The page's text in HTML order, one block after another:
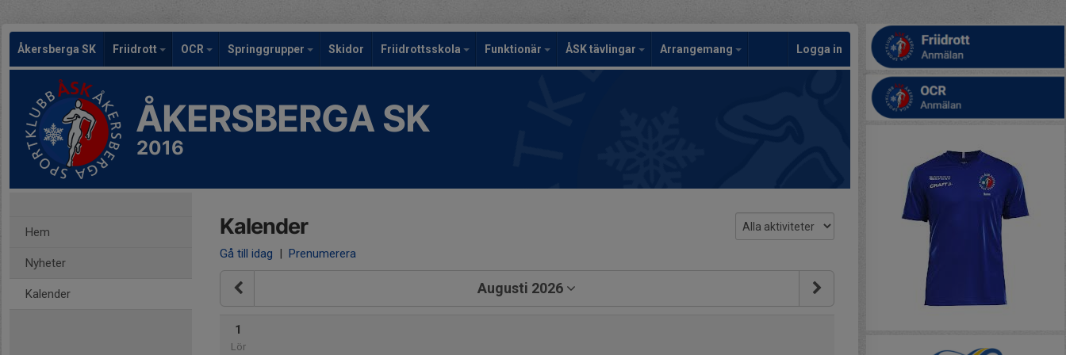
Åkersberga SK Friidrott OCR Springgrupper Skidor Friidrottsskola Funktionär ÅSK tävlingar Arrangemang Logga in
ÅKERSBERGA SK
2016
Hem
Nyheter
Kalender
Kalender
Gå till idag | Prenumerera
Augusti 2026
1
Lör